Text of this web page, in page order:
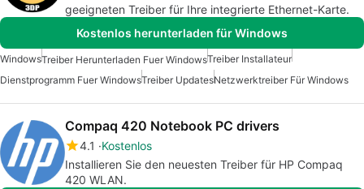
geeigneten Treiber für Ihre integrierte Ethernet-Karte.
Kostenlos herunterladen für Windows
WindowsTreiber Herunterladen Fuer WindowsTreiber Installateur
Dienstprogramm Fuer WindowsTreiber UpdatesNetzwerktreiber Für Windows
Compaq 420 Notebook PC drivers
4.1
Kostenlos
Installieren Sie den neuesten Treiber für HP Compaq
420 WLAN.